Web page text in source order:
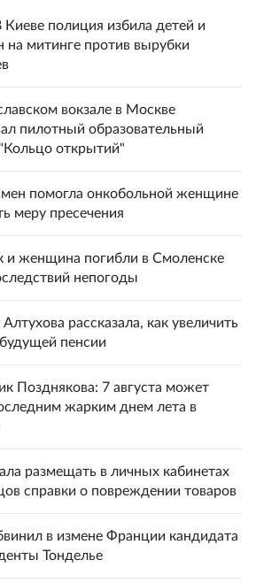
полиция избила детей и
митинге против вырубки
вокзале в Москве
пилотный образовательный
открытий"
помогла онкобольной женщине
меру пресечения
и женщина погибли в Смоленске
непогоды
рассказала, как увеличить
пенсии
Позднякова: 7 августа может
жарким днем лета в
размещать в личных кабинетах
справки о повреждении товаров
в измене Франции кандидата
Тонделье